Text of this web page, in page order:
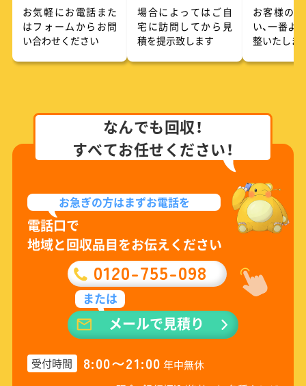
お気軽にお電話また
はフォームからお問
い合わせください
場合によってはご自
宅に訪問してから見
積を提示致します
お客様の
い、一番よ
整いたしま
なんでも回収！
すべてお任せください！
お急ぎの方はまずお電話を
電話口で
地域と回収品目をお伝えください
0120-755-098
または
メールで見積り
受付時間 8:00〜21:00 年中無休